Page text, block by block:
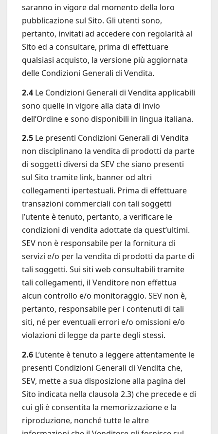
saranno in vigore dal momento della loro
pubblicazione sul Sito. Gli utenti sono,
pertanto, invitati ad accedere con regolarità al
Sito ed a consultare, prima di effettuare
qualsiasi acquisto, la versione più aggiornata
delle Condizioni Generali di Vendita.
2.4 Le Condizioni Generali di Vendita applicabili
sono quelle in vigore alla data di invio
dell’Ordine e sono disponibili in lingua italiana.
2.5 Le presenti Condizioni Generali di Vendita
non disciplinano la vendita di prodotti da parte
di soggetti diversi da SEV che siano presenti
sul Sito tramite link, banner od altri
collegamenti ipertestuali. Prima di effettuare
transazioni commerciali con tali soggetti
l’utente è tenuto, pertanto, a verificare le
condizioni di vendita adottate da quest’ultimi.
SEV non è responsabile per la fornitura di
servizi e/o per la vendita di prodotti da parte di
tali soggetti. Sui siti web consultabili tramite
tali collegamenti, il Venditore non effettua
alcun controllo e/o monitoraggio. SEV non è,
pertanto, responsabile per i contenuti di tali
siti, né per eventuali errori e/o omissioni e/o
violazioni di legge da parte degli stessi.
2.6 L’utente è tenuto a leggere attentamente le
presenti Condizioni Generali di Vendita che,
SEV, mette a sua disposizione alla pagina del
Sito indicata nella clausola 2.3) che precede e di
cui gli è consentita la memorizzazione e la
riproduzione, nonché tutte le altre